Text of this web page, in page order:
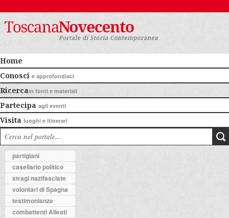
Home
Conosci e approfondisci
Ricercain fonti e materiali
Partecipa agli eventi
Visita luoghi e itinerari
partigiani
casellario politico
stragi nazifasciste
volontari di Spagna
testimonianze
combattenti Alleati